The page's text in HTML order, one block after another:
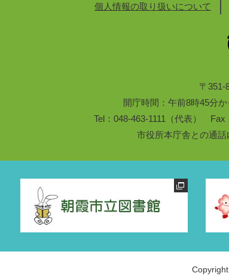
個人情報の取り扱いについて
〒
開庁時間：午前8時45分
Tel：048-463-1111（代表）
市役所本庁舎との通話